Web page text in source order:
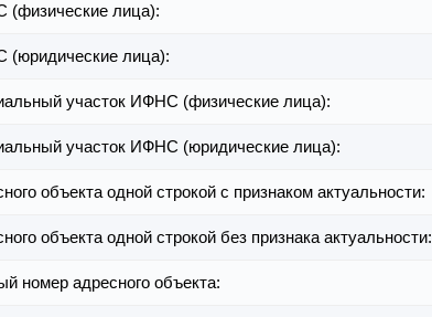
лица):
лица):
участок ИФНС (физические лица):
участок ИФНС (юридические лица):
объекта одной строкой с признаком актуальности:
объекта одной строкой без признака актуальности:
номер адресного объекта: